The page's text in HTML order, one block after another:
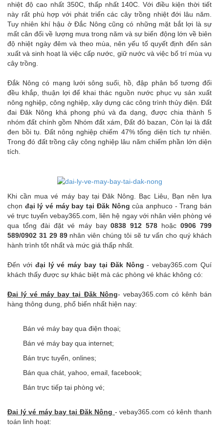
nhiệt độ cao nhất 350C, thấp nhất 140C. Với điều kiện thời tiết
này rất phù hợp với phát triển các cây trồng nhiệt đới lâu năm.
Tuy nhiên khí hậu ở Đắc Nông cũng có những mặt bắt lợi là sự
mất cân đối về lượng mưa trong năm và sự biến động lớn về biên
độ nhiệt ngày đêm và theo mùa, nên yếu tố quyết định đến sản
xuất và sinh hoạt là việc cấp nước, giữ nước và việc bố trí mùa vụ
cây trồng.
Đắk Nông có mạng lưới sông suối, hồ, đập phân bố tương đối
đều khắp, thuận lợi để khai thác nguồn nước phục vụ sản xuất
nông nghiệp, công nghiệp, xây dựng các công trình thủy điện. Đất
đai Đăk Nông khá phong phú và đa dạng, được chia thành 5
nhóm đất chính gồm Nhóm đất xám, Đất đỏ bazan, Còn lại là đất
đen bồi tụ. Đất nông nghiệp chiếm 47% tổng diện tích tự nhiên.
Trong đó đất trồng cây công nghiệp lâu năm chiếm phần lớn diện
tích.
Khi cần mua vé máy bay tại Đăk Nông. Bạc Liêu, Bạn nên lựa
chọn đại lý vé máy bay tại Đăk Nông của anphuco - Trang bán
vé trực tuyến vebay365.com, liên hệ ngay với nhân viên phòng vé
qua tổng đài đặt vé máy bay0838 912 578 hoặc0906 799
589/0902 31 29 89nhân viên chúng tôi sẽ tư vấn cho quý khách
hành trình tốt nhất và mức giá thấp nhất.
Đến với đại lý vé máy bay tại Đăk Nông - vebay365.com Quí
khách thấy được sự khác biệt mà các phòng vé khác không có:
Đại lý vé máy bay tại Đăk Nông- vebay365.com có kênh bán
hàng thông dung, phổ biến nhất hiện nay:
Bán vé máy bay qua điện thoại;
Bán vé máy bay qua internet;
Bán trực tuyến, onlines;
Bán qua chát, yahoo, email, facebook;
Bán trực tiếp tại phòng vé;
Đại lý vé máy bay tại Đăk Nông - vebay365.com có kênh thanh
toán linh hoạt: